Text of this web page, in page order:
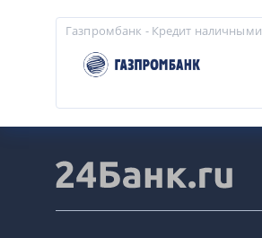
Газпромбанк - Кредит наличными